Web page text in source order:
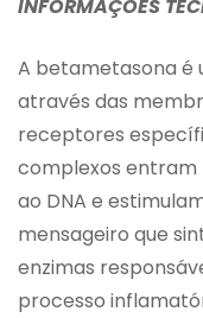
INFORMAÇÕES
A betametasona é
através das
receptores
complexos entram
ao DNA e
mensageiro que
enzimas
processo